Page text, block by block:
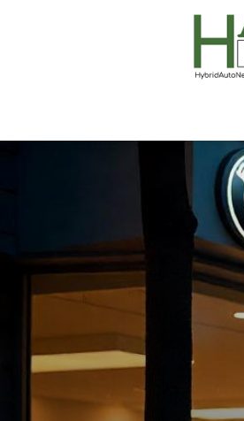
Hybridautonews.de